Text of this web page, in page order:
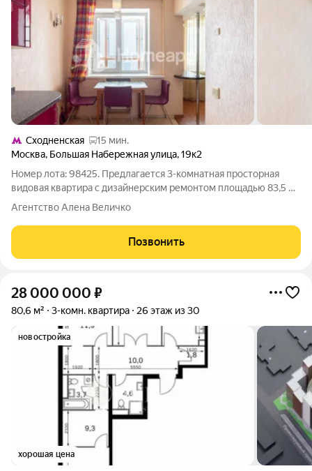
Сходненская
15 мин.
Москва, Большая Набережная улица,19к2
Номер лота: 98425. Предлагается 3-комнатная просторная
видовая квартира с дизайнерским ремонтом площадью 83,5 м
на 23 этаже 27-этажного монолитного дома. Квартира с
видом из окна. Квартира
Агентство Алена Величко
Позвонить
28 000 000 ₽
80,6 м² 3-комн. квартира 26 этаж из 30
новостройка
хорошая цена